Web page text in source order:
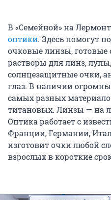
В «Семейной» на
оптики. Здесь помогут
очковые линзы,
растворы для линз,
солнцезащитные очки,
глаз. В наличии
самых разных
титановых. Линзы — на
Оптика работает с
Франции, Германии,
изготовит очки любой
взрослых в короткие